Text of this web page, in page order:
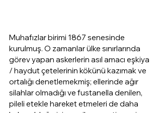
Muhafızlar birimi 1867 senesinde
kurulmuş. O zamanlar ülke sınırlarında
görev yapan askerlerin asıl amacı eşkiya
/ haydut çetelerinin kökünü kazımak ve
ortalığı denetlemekmiş; ellerinde ağır
silahlar olmadığı ve fustanella denilen,
pileli etekle hareket etmeleri de daha